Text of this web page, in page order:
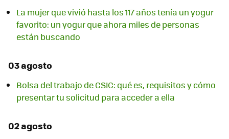
La mujer que vivió hasta los 117 años tenía un yogur
favorito: un yogur que ahora miles de personas
están buscando
03 agosto
Bolsa del trabajo de CSIC: qué es, requisitos y cómo
presentar tu solicitud para acceder a ella
02 agosto